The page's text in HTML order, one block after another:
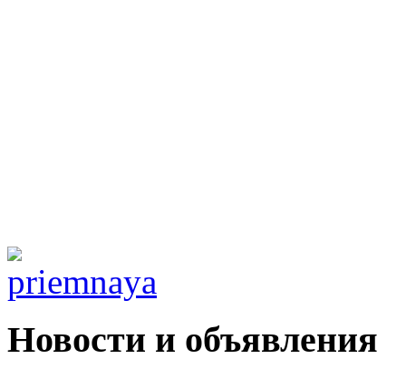
Новости и объявления